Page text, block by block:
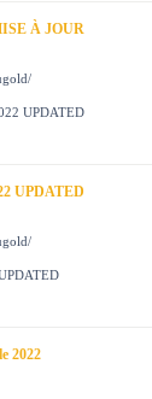
À JOUR
UPDATED
UPDATED
2022